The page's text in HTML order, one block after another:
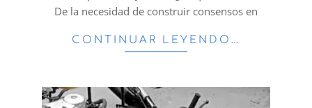
De la necesidad de construir consensos en
CONTINUAR LEYENDO…